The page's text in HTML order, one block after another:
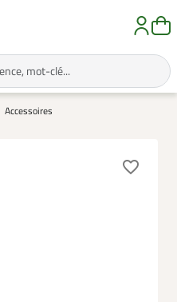
Accessoires
favorite_border